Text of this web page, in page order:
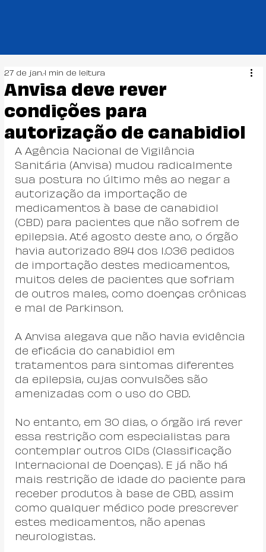
Anvisa deve rever
condições para
autorização de canabidiol
27 de jan. 1 min de leitura
A Agência Nacional de Vigilância
Sanitária (Anvisa) mudou radicalmente
sua postura no último mês ao negar a
autorização da importação de
medicamentos à base de canabidiol
(CBD) para pacientes que não sofrem de
epilepsia. Até agosto deste ano, o órgão
havia autorizado 894 dos 1.036 pedidos
de importação destes medicamentos,
muitos deles de pacientes que sofriam
de outros males, como doenças crônicas
e mal de Parkinson.
A Anvisa alegava que não havia evidência
de eficácia do canabidiol em
tratamentos para sintomas diferentes
da epilepsia, cujas convulsões são
amenizadas com o uso do CBD.
No entanto, em 30 dias, o órgão irá rever
essa restrição com especialistas para
contemplar outros CIDs (Classificação
Internacional de Doenças). E já não há
mais restrição de idade do paciente para
receber produtos à base de CBD, assim
como qualquer médico pode prescrever
estes medicamentos, não apenas
neurologistas.